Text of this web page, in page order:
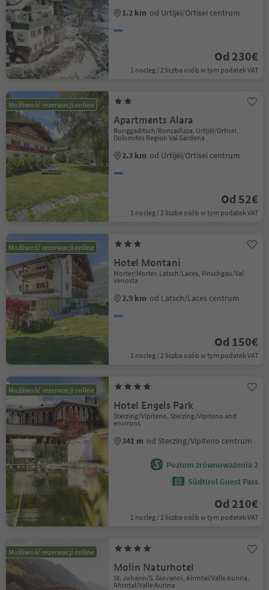
1.2 km od Urtijëi/Ortisei centrum
Od 230€
1 nocleg / 2 liczba osób w tym podatek VAT
Możliwość rezerwacji online
Apartments Alara
Runggaditsch/Roncadizza, Urtijëi/Ortisei,
Dolomites Region Val Gardena
2.3 km od Urtijëi/Ortisei centrum
Od 52€
1 nocleg / 2 liczba osób w tym podatek VAT
Możliwość rezerwacji online
Hotel Montani
Morter/Morter, Latsch/Laces, Vinschgau/Val
Venosta
2.9 km od Latsch/Laces centrum
Od 150€
1 nocleg / 2 liczba osób w tym podatek VAT
Możliwość rezerwacji online
Hotel Engels Park
Sterzing/Vipiteno, Sterzing/Vipiteno and
environs
341 m od Sterzing/Vipiteno centrum
Poziom zrównoważenia 2
Südtirol Guest Pass
Od 210€
1 nocleg / 2 liczba osób w tym podatek VAT
Możliwość rezerwacji online
Molin Naturhotel
St. Johann/S. Giovanni, Ahrntal/Valle Aurina,
Ahrntal/Valle Aurina